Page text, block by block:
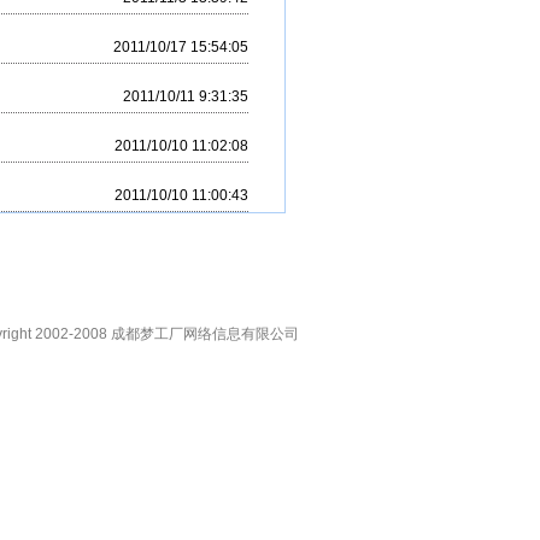
2011/10/17 15:54:05
2011/10/11 9:31:35
2011/10/10 11:02:08
2011/10/10 11:00:43
2002-2008 成都梦工厂网络信息有限公司